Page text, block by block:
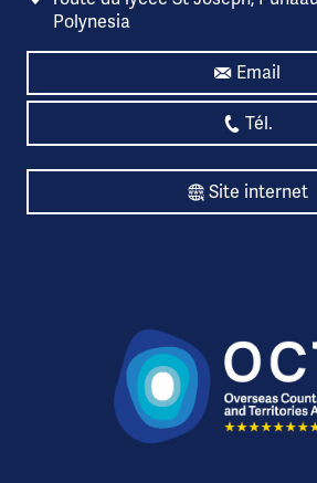
Polynesia
Email
Tél.
Site internet